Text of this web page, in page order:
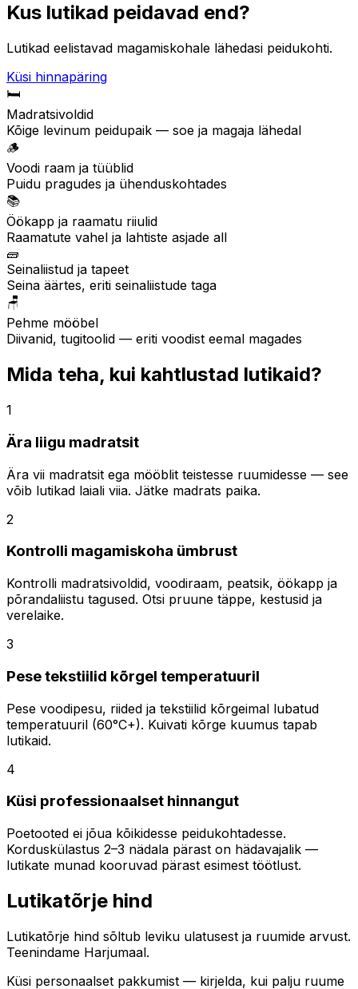
Kus lutikad peidavad end?
Lutikad eelistavad magamiskohale lähedasi peidukohti.
Küsi hinnapäring
🛏️
Madratsivoldid
Kõige levinum peidupaik — soe ja magaja lähedal
🪵
Voodi raam ja tüüblid
Puidu pragudes ja ühenduskohtades
📚
Öökapp ja raamatu riiulid
Raamatute vahel ja lahtiste asjade all
🧱
Seinaliistud ja tapeet
Seina äärtes, eriti seinaliistude taga
🪑
Pehme mööbel
Diivanid, tugitoolid — eriti voodist eemal magades
Mida teha, kui kahtlustad lutikaid?
1
Ära liigu madratsit
Ära vii madratsit ega mööblit teistesse ruumidesse — see
võib lutikad laiali viia. Jätke madrats paika.
2
Kontrolli magamiskoha ümbrust
Kontrolli madratsivoldid, voodiraam, peatsik, öökapp ja
põrandaliistu tagused. Otsi pruune täppe, kestusid ja
verelaike.
3
Pese tekstiilid kõrgel temperatuuril
Pese voodipesu, riided ja tekstiilid kõrgeimal lubatud
temperatuuril (60°C+). Kuivati kõrge kuumus tapab
lutikaid.
4
Küsi professionaalset hinnangut
Poetooted ei jõua kõikidesse peidukohtadesse.
Korduskülastus 2–3 nädala pärast on hädavajalik —
lutikate munad kooruvad pärast esimest töötlust.
Lutikatõrje hind
Lutikatõrje hind sõltub leviku ulatusest ja ruumide arvust.
Teenindame Harjumaal.
Küsi personaalset pakkumist — kirjelda, kui palju ruume